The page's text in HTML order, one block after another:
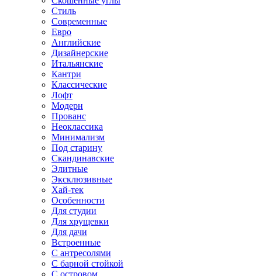
Стиль
Современные
Евро
Английские
Дизайнерские
Итальянские
Кантри
Классические
Лофт
Модерн
Прованс
Неоклассика
Минимализм
Под старину
Скандинавские
Элитные
Эксклюзивные
Хай-тек
Особенности
Для студии
Для хрущевки
Для дачи
Встроенные
С антресолями
С барной стойкой
С островом